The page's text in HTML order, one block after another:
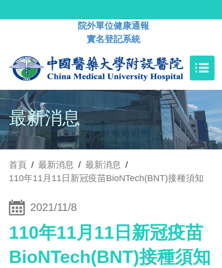
院外單位健康通報
實名登記系統
最新消息
首頁 / 最新消息 / 最新消息 /
110年11月11日新冠疫苗BioNTech(BNT)接種須知
2021/11/8
110年11月11日新冠疫苗
BioNTech(BNT)接種須知